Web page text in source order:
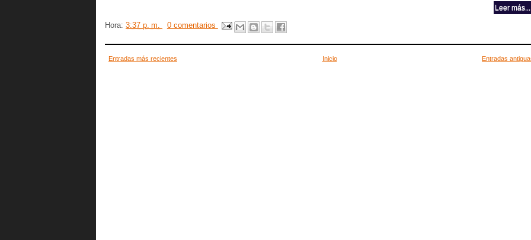
Leer más...
Hora: 3:37 p. m. 0 comentarios
Entradas más recientes Entradas
Inicio